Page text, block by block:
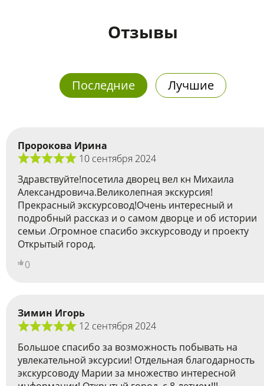
Отзывы
Последние Лучшие
Пророкова Ирина
10 сентября 2024
Здравствуйте!посетила дворец вел кн Михаила
Александровича.Великолепная экскурсия!
Прекрасный экскурсовод!Очень интересный и
подробный рассказ и о самом дворце и об истории
семьи .Огромное спасибо экскурсоводу и проекту
Открытый город.
0
Зимин Игорь
12 сентября 2024
Большое спасибо за возможность побывать на
увлекательной эксурсии! Отдельная благодарность
экскурсоводу Марии за множество интересной